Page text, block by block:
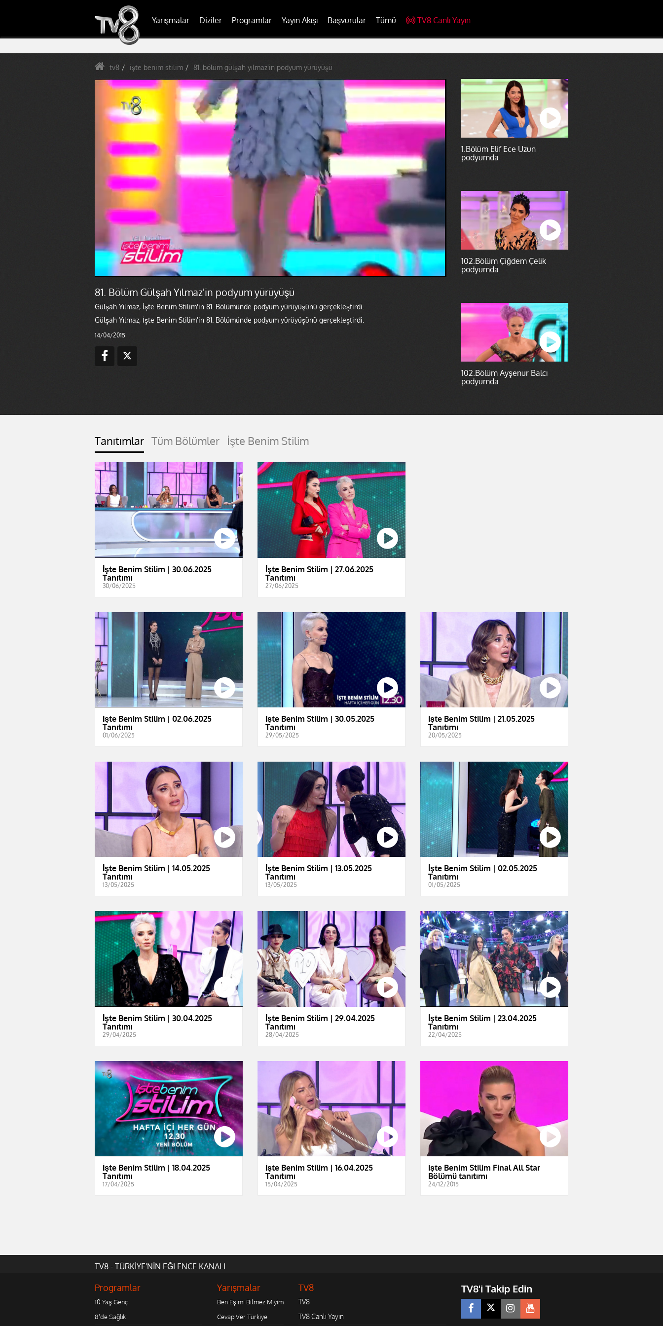
Yarışmalar Diziler Programlar Yayın Akışı Başvurular Tümü TV8 Canlı Yayın
tv8 işte benim stilim 81. bölüm gülşah yılmaz'in podyum yürüyüşü
81. Bölüm Gülşah Yılmaz'in podyum yürüyüşü
Gülşah Yılmaz, İşte Benim Stilim'in 81. Bölümünde podyum yürüyüşünü gerçekleştirdi.
Gülşah Yılmaz, İşte Benim Stilim'in 81. Bölümünde podyum yürüyüşünü gerçekleştirdi.
14/04/2015
1.Bölüm Elif Ece Uzun
podyumda
102.Bölüm Çiğdem Çelik
podyumda
102.Bölüm Ayşenur Balcı
podyumda
Tanıtımlar Tüm Bölümler İşte Benim Stilim
İşte Benim Stilim | 30.06.2025
Tanıtımı
30/06/2025
İşte Benim Stilim | 27.06.2025
Tanıtımı
27/06/2025
İşte Benim Stilim | 02.06.2025
Tanıtımı
01/06/2025
İşte Benim Stilim | 30.05.2025
Tanıtımı
29/05/2025
İşte Benim Stilim | 21.05.2025
Tanıtımı
20/05/2025
İşte Benim Stilim | 14.05.2025
Tanıtımı
13/05/2025
İşte Benim Stilim | 13.05.2025
Tanıtımı
13/05/2025
İşte Benim Stilim | 02.05.2025
Tanıtımı
01/05/2025
İşte Benim Stilim | 30.04.2025
Tanıtımı
29/04/2025
İşte Benim Stilim | 29.04.2025
Tanıtımı
28/04/2025
İşte Benim Stilim | 23.04.2025
Tanıtımı
22/04/2025
İşte Benim Stilim | 18.04.2025
Tanıtımı
17/04/2025
İşte Benim Stilim | 16.04.2025
Tanıtımı
15/04/2025
İşte Benim Stilim Final All Star
Bölümü tanıtımı
24/12/2015
TV8 - TÜRKİYE'NİN EĞLENCE KANALI
Programlar
10 Yaş Genç
8'de Sağlık
Yarışmalar
Ben Eşimi Bilmez Miyim
Cevap Ver Türkiye
TV8
TV8
TV8 Canlı Yayın
TV8'i Takip Edin